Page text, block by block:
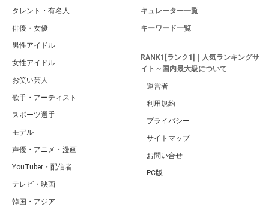
タレント・有名人
俳優・女優
男性アイドル
女性アイドル
お笑い芸人
歌手・アーティスト
スポーツ選手
モデル
声優・アニメ・漫画
YouTuber・配信者
テレビ・映画
韓国・アジア
キュレーター一覧
キーワード一覧
RANK1[ランク1]｜人気ランキングサ
イト～国内最大級について
運営者
利用規約
プライバシー
サイトマップ
お問い合せ
PC版